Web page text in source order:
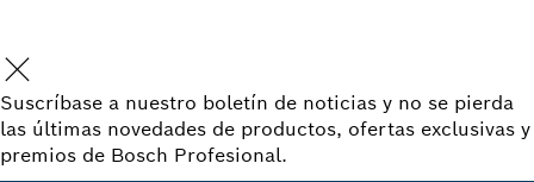
Suscríbase a nuestro boletín de noticias y no se pierda
las últimas novedades de productos, ofertas exclusivas y
premios de Bosch Profesional.